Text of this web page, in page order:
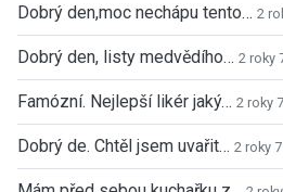
Dobrý den,moc nechápu tento… 2
Dobrý den, listy medvědího… 2 roky
Famózní. Nejlepší likér jaký… 2 roky
Dobrý de. Chtěl jsem uvařit… 2 roky